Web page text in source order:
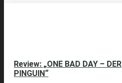
Review: „ONE BAD DAY – DER
PINGUIN“